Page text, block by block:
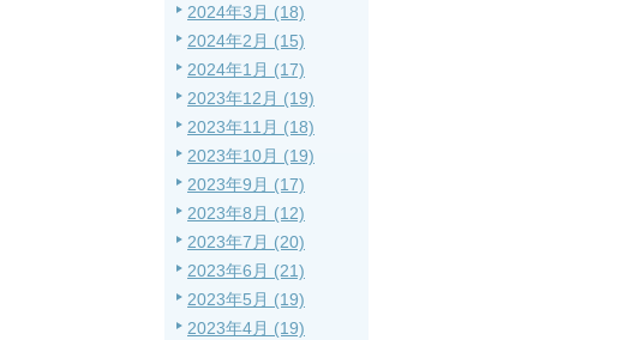
2024年3月 (18)
2024年2月 (15)
2024年1月 (17)
2023年12月 (19)
2023年11月 (18)
2023年10月 (19)
2023年9月 (17)
2023年8月 (12)
2023年7月 (20)
2023年6月 (21)
2023年5月 (19)
2023年4月 (19)